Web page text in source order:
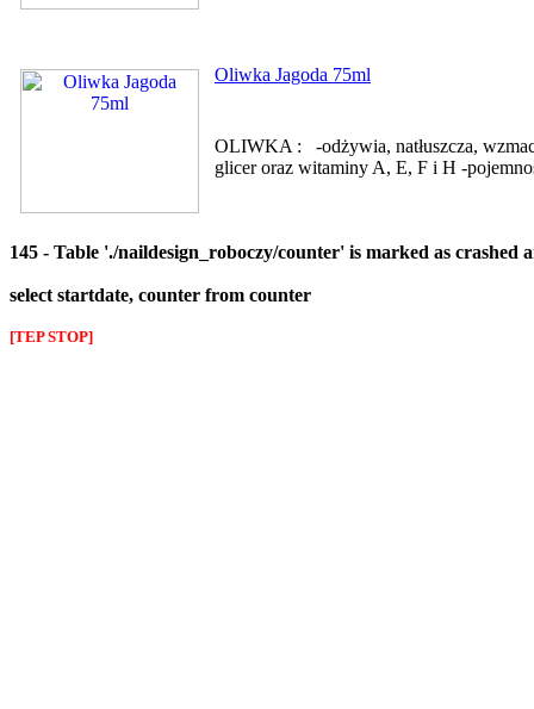
Oliwka Jagoda 75ml
OLIWKA : -odżywia, natłuszcza,
glicer oraz witaminy A, E, F i H -
145 - Table './naildesign_roboczy/counter' is marked as crashed
select startdate, counter from counter
[TEP STOP]